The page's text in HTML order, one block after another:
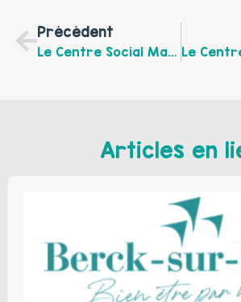
Précédent
Le Centre Social Marlborough Crée "les Parents, Passeurs D'histoires" Un Programme D'ateliers Parentalité Autour Du Livre.
Articles en